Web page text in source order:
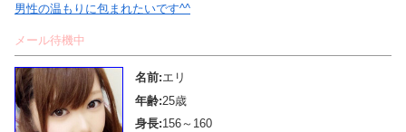
男性の温もりに包まれたいです^^
メール待機中
名前:エリ
年齢:25歳
身長:156～160